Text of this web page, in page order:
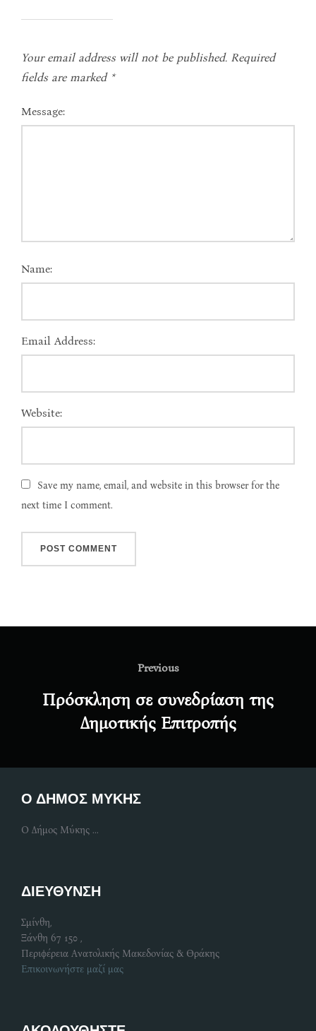
Your email address will not be published. Required
fields are marked *
Message:
Name:
Email Address:
Website:
Save my name, email, and website in this browser for the
next time I comment.
Previous
Previous
Πρόσκληση σε συνεδρίαση της
Δημοτικής Επιτροπής
Ο ΔΗΜΟΣ ΜΥΚΗΣ
Ο Δήμος Μύκης ...
ΔΙΕΥΘΥΝΣΗ
Σμίνθη,
Ξάνθη 67 150 ,
Περιφέρεια Ανατολικής Μακεδονίας & Θράκης
Επικοινωνήστε μαζί μας